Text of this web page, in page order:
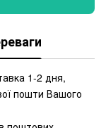
1-2 дня,
пошти Вашого